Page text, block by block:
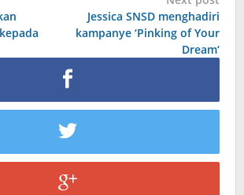
Jessica SNSD menghadiri
kampanye ‘Pinking of Your
Dream‘